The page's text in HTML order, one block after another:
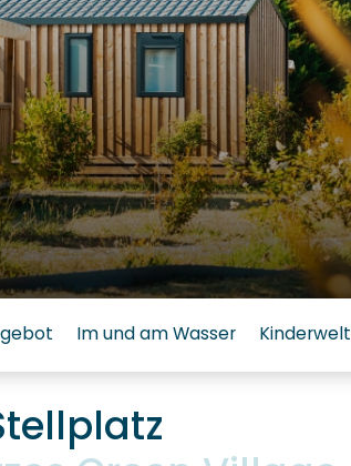
Im und am Wasser Kinderwelt